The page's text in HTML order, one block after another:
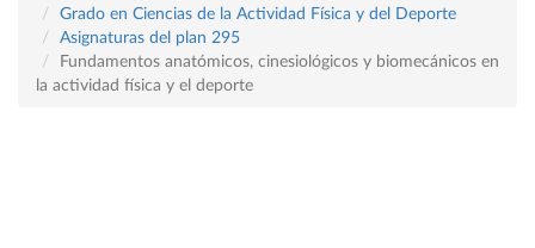
Grado en Ciencias de la Actividad Física y del Deporte
Asignaturas del plan 295
Fundamentos anatómicos, cinesiológicos y biomecánicos en
la actividad física y el deporte